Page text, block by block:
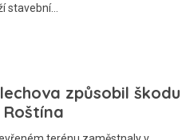
stavební…
způsobil škodu